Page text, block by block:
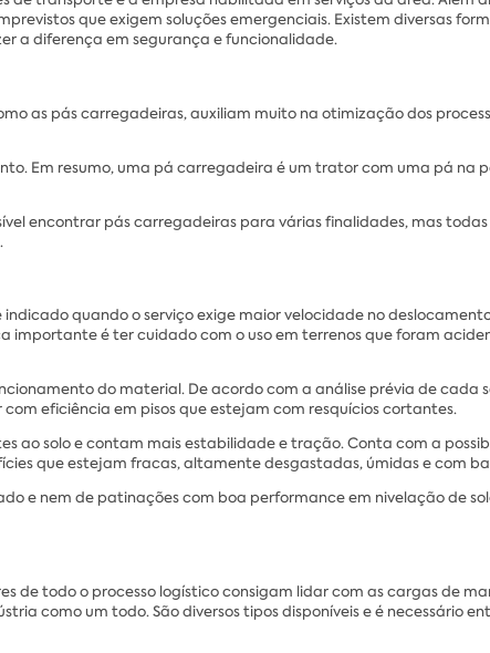
que exigem soluções emergenciais. Existem diversas
a diferença em segurança e funcionalidade.
as pás carregadeiras, auxiliam muito na otimização dos
Em resumo, uma pá carregadeira é um trator com uma pá na
encontrar pás carregadeiras para várias finalidades, mas
indicado quando o serviço exige maior velocidade no
importante é ter cuidado com o uso em terrenos que foram
do material. De acordo com a análise prévia de
eficiência em pisos que estejam com resquícios cortantes.
ao solo e contam mais estabilidade e tração. Conta com a
que estejam fracas, altamente desgastadas, úmidas e com
e nem de patinações com boa performance em nivelação de
de todo o processo logístico consigam lidar com as cargas de
como um todo. São diversos tipos disponíveis e é necessário